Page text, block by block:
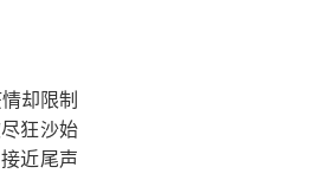
却限制
狂沙始
近尾声